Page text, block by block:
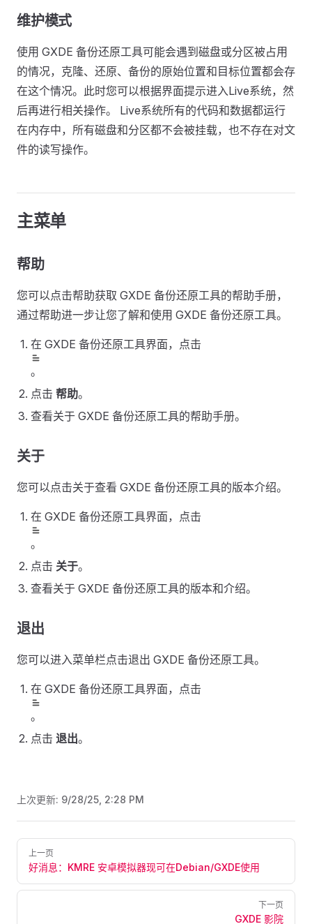
维护模式
使用 GXDE 备份还原工具可能会遇到磁盘或分区被占用
的情况，克隆、还原、备份的原始位置和目标位置都会存
在这个情况。此时您可以根据界面提示进入Live系统，然
后再进行相关操作。 Live系统所有的代码和数据都运行
在内存中，所有磁盘和分区都不会被挂载，也不存在对文
件的读写操作。
主菜单
帮助
您可以点击帮助获取 GXDE 备份还原工具的帮助手册，
通过帮助进一步让您了解和使用 GXDE 备份还原工具。
在 GXDE 备份还原工具界面，点击
。
点击 帮助。
查看关于 GXDE 备份还原工具的帮助手册。
关于
您可以点击关于查看 GXDE 备份还原工具的版本介绍。
在 GXDE 备份还原工具界面，点击
。
点击 关于。
查看关于 GXDE 备份还原工具的版本和介绍。
退出
您可以进入菜单栏点击退出 GXDE 备份还原工具。
在 GXDE 备份还原工具界面，点击
。
点击 退出。
上次更新: 9/28/25, 2:28 PM
Pager
上一页
好消息：KMRE 安卓模拟器现可在Debian/GXDE使用
下一页
GXDE 影院